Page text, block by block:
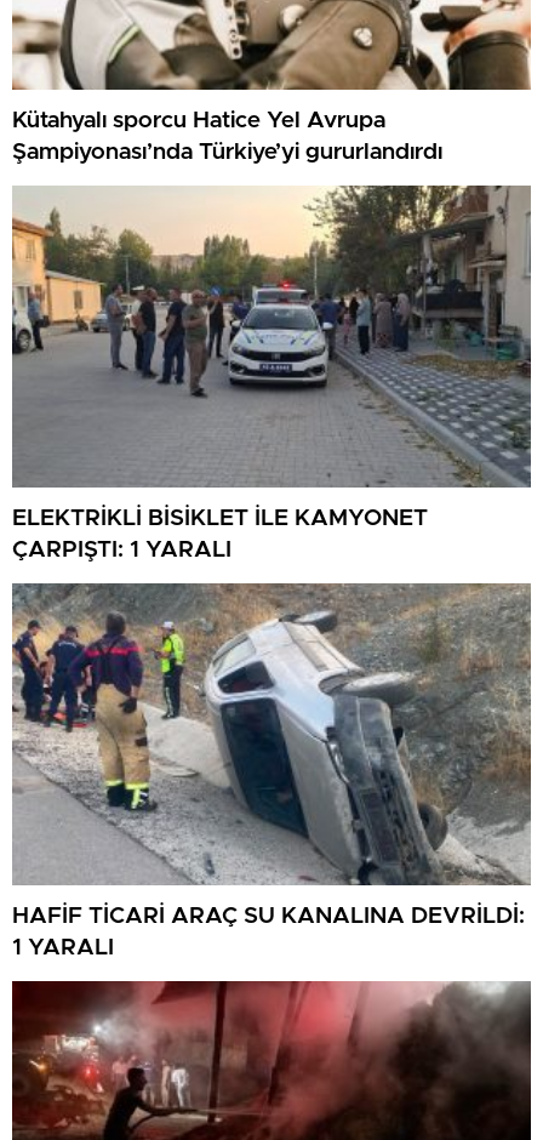
Kütahyalı sporcu Hatice Yel Avrupa
Şampiyonası’nda Türkiye’yi gururlandırdı
ELEKTRİKLİ BİSİKLET İLE KAMYONET
ÇARPIŞTI: 1 YARALI
HAFİF TİCARİ ARAÇ SU KANALINA DEVRİLDİ:
1 YARALI